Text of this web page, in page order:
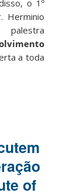
o 1º
Herminio
a toda
of